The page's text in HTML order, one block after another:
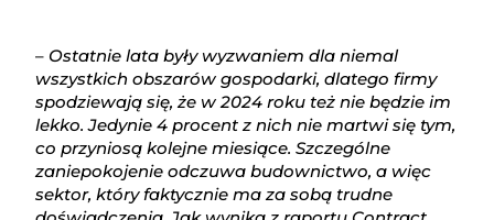
– Ostatnie lata były wyzwaniem dla niemal
wszystkich obszarów gospodarki, dlatego firmy
spodziewają się, że w 2024 roku też nie będzie im
lekko. Jedynie 4 procent z nich nie martwi się tym,
co przyniosą kolejne miesiące. Szczególne
zaniepokojenie odczuwa budownictwo, a więc
sektor, który faktycznie ma za sobą trudne